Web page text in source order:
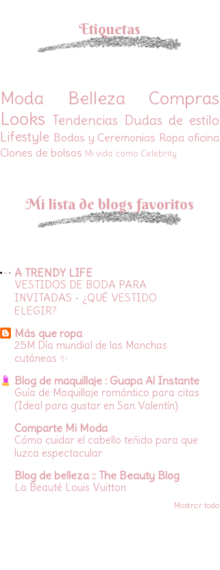
Etiquetas
Moda Belleza
Compras
Looks Tendencias Dudas de estilo
Lifestyle Bodas y Ceremonias Ropa oficina
Clones de bolsos Mi vida como Celebrity
Mi lista de blogs favoritos
A TRENDY LIFE
VESTIDOS DE BODA PARA
INVITADAS - ¿QUÉ VESTIDO
ELEGIR?
Más que ropa
25M Día mundial de las Manchas
cutáneas ✨
Blog de maquillaje : Guapa Al Instante
Guía de Maquillaje romántico para citas
(Ideal para gustar en San Valentín)
Comparte Mi Moda
Cómo cuidar el cabello teñido para que
luzca espectacular
Blog de belleza :: The Beauty Blog
La Beauté Louis Vuitton
Mostrar todo